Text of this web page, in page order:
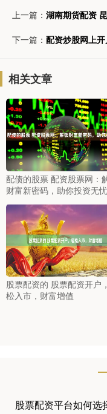
上一篇： 湖南期货配资
下一篇： 配资炒股网上
相关文章
配债的股票 配资股票网：
财富新密码，助你投资无忧
股票配资的 股票配资开户
松入市，财富增值
股票配资平台如何选